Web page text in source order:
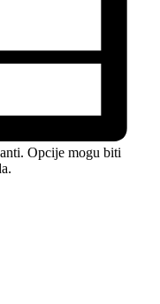
Opcije mogu biti